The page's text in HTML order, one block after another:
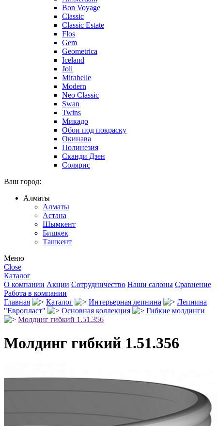
Bon Voyage
Classic
Classic Estate
Flos
Gem
Geometrica
Iceland
Joli
Mirabelle
Modern
Neo Classic
Swan
Twins
Микадо
Обои под покраску
Окинава
Полинезия
Сканди Дзен
Солярис
Ваш город:
Алматы
Алматы
Астана
Шымкент
Бишкек
Ташкент
Меню
Close
Каталог
О компании Акции Сотрудничество Наши салоны Сравнение
Работа в компании
Главная
Каталог Интерьерная лепнина
Лепнина
"Европласт"
Основная коллекция
Гибкие молдинги
Молдинг гибкий 1.51.356
Молдинг гибкий 1.51.356